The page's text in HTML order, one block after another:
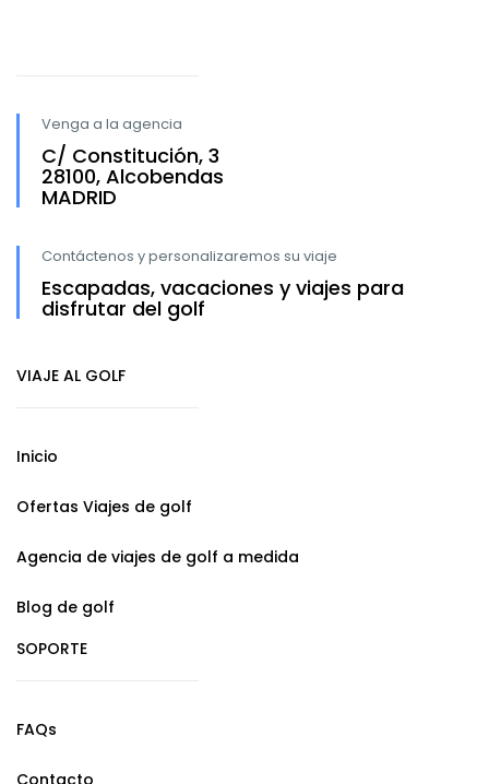
Venga a la agencia
C/ Constitución, 3
28100, Alcobendas
MADRID
Contáctenos y personalizaremos su viaje
Escapadas, vacaciones y viajes para
disfrutar del golf
VIAJE AL GOLF
Inicio
Ofertas Viajes de golf
Agencia de viajes de golf a medida
Blog de golf
SOPORTE
FAQs